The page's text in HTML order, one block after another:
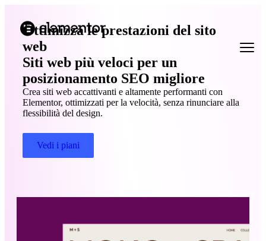
Ottimizza le prestazioni del sito
web
Siti web più veloci per un
posizionamento SEO migliore
Crea siti web accattivanti e altamente performanti con
Elementor, ottimizzati per la velocità, senza rinunciare alla
flessibilità del design.
Vedi i piani